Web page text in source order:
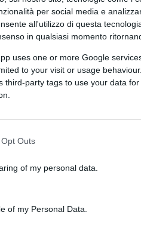
per social media e
all'utilizzo di questa
in qualsiasi momento
uses one or more Google
to your visit or usage
third-party tags to use your data
Outs
of my personal data.
of my Personal Data.
ma nulla a che vedere con il